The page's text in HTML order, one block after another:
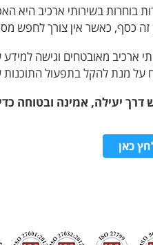
בוחרות בשירותי ארכיב היא
זה כסף, כאשר אין צורך לחפש
ארכיב מאובטחים וגישה
על מנת להקל בתפעול
יעילה, אמינה ובטוחה
כאן